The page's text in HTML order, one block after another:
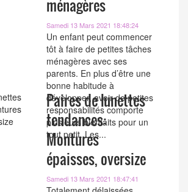
ménagères
Samedi 13 Mars 2021 18:48:24
Un enfant peut commencer
tôt à faire de petites tâches
ménagères avec ses
parents. En plus d’être une
bonne habitude à
développer, avoir de petites
responsabilités comporte
plusieurs bienfaits pour un
tout petit. Les...
Paires de lunettes
tendances:
Montures
épaisses, oversize
Samedi 13 Mars 2021 18:47:41